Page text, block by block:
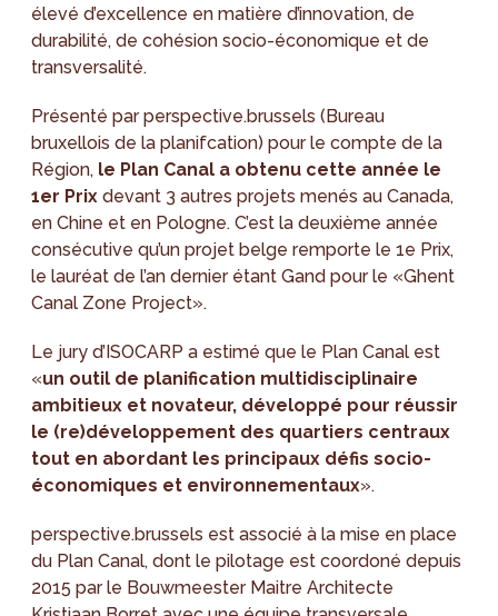
élevé d’excellence en matière d’innovation, de
durabilité, de cohésion socio-économique et de
transversalité.
Présenté par perspective.brussels (Bureau
bruxellois de la planifcation) pour le compte de la
Région, le Plan Canal a obtenu cette année le
1er Prix devant 3 autres projets menés au Canada,
en Chine et en Pologne. C’est la deuxième année
consécutive qu’un projet belge remporte le 1e Prix,
le lauréat de l’an dernier étant Gand pour le «Ghent
Canal Zone Project».
Le jury d’ISOCARP a estimé que le Plan Canal est
«un outil de planification multidisciplinaire
ambitieux et novateur, développé pour réussir
le (re)développement des quartiers centraux
tout en abordant les principaux défis socio-
économiques et environnementaux».
perspective.brussels est associé à la mise en place
du Plan Canal, dont le pilotage est coordoné depuis
2015 par le Bouwmeester Maitre Architecte